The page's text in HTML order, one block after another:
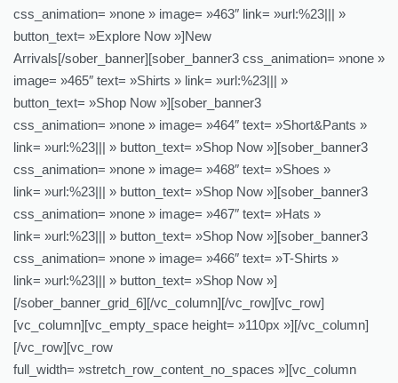
css_animation= »none » image= »463″ link= »url:%23||| »
button_text= »Explore Now »]New
Arrivals[/sober_banner][sober_banner3 css_animation= »none »
image= »465″ text= »Shirts » link= »url:%23||| »
button_text= »Shop Now »][sober_banner3
css_animation= »none » image= »464″ text= »Short&Pants »
link= »url:%23||| » button_text= »Shop Now »][sober_banner3
css_animation= »none » image= »468″ text= »Shoes »
link= »url:%23||| » button_text= »Shop Now »][sober_banner3
css_animation= »none » image= »467″ text= »Hats »
link= »url:%23||| » button_text= »Shop Now »][sober_banner3
css_animation= »none » image= »466″ text= »T-Shirts »
link= »url:%23||| » button_text= »Shop Now »]
[/sober_banner_grid_6][/vc_column][/vc_row][vc_row]
[vc_column][vc_empty_space height= »110px »][/vc_column]
[/vc_row][vc_row
full_width= »stretch_row_content_no_spaces »][vc_column